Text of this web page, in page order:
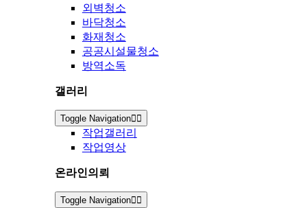
외벽청소
바닥청소
화재청소
공공시설물청소
방역소독
갤러리
Toggle Navigation
작업갤러리
작업영상
온라인의뢰
Toggle Navigation